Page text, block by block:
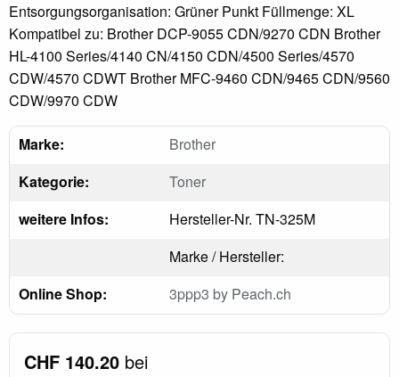
Entsorgungsorganisation: Grüner Punkt Füllmenge: XL
Kompatibel zu: Brother DCP-9055 CDN/9270 CDN Brother
HL-4100 Series/4140 CN/4150 CDN/4500 Series/4570
CDW/4570 CDWT Brother MFC-9460 CDN/9465 CDN/9560
CDW/9970 CDW
Marke:
Brother
Kategorie:
Toner
weitere Infos:
Hersteller-Nr. TN-325M
Marke / Hersteller:
Online Shop:
3ppp3 by Peach.ch
CHF 140.20 bei